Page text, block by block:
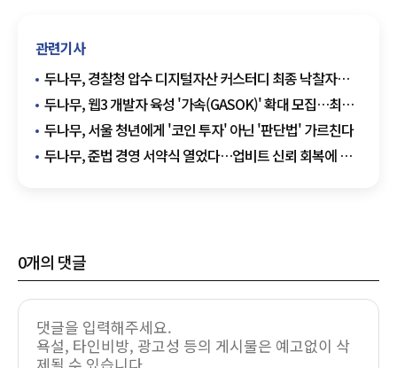
관련기사
두나무, 경찰청 압수 디지털자산 커스터디 최종 낙찰자
선정
두나무, 웹3 개발자 육성 '가속(GASOK)' 확대 모집…최대
10만달러 지원
두나무, 서울 청년에게 '코인 투자' 아닌 '판단법' 가르친다
두나무, 준법 경영 서약식 열었다…업비트 신뢰 회복에 힘
0개의 댓글